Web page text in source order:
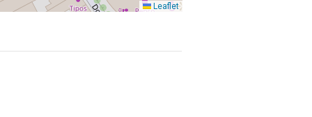
Leaflet